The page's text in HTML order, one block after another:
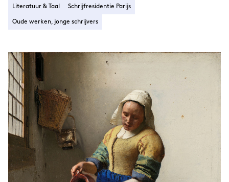
Literatuur & Taal Schrijfresidentie Parijs
Oude werken, jonge schrijvers